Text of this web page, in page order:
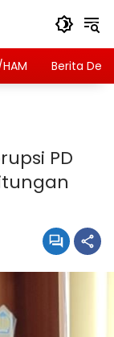
Berita Desa
PD